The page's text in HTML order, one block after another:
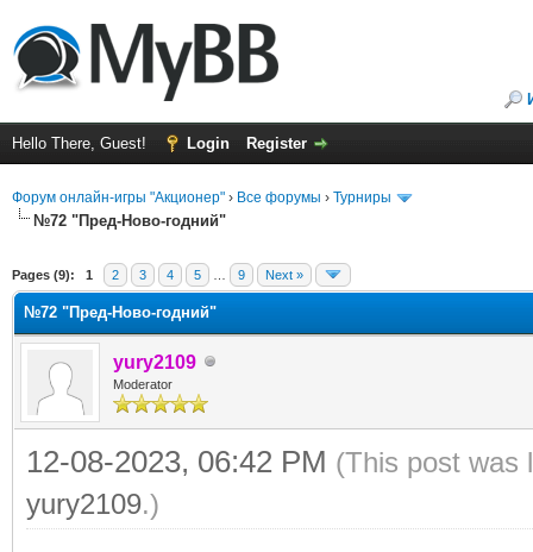
Hello There, Guest! Login Register
Форум онлайн-игры "Акционер" › Все форумы › Турниры
№72 "Пред-Ново-годний"
Pages (9): 1 2 3 4 5 9 Next »
№72 "Пред-Ново-годний"
yury2109
Moderator
12-08-2023, 06:42 PM (This post was
yury2109.)